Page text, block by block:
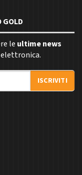
GOLD
le ultime news
ISCRIVITI